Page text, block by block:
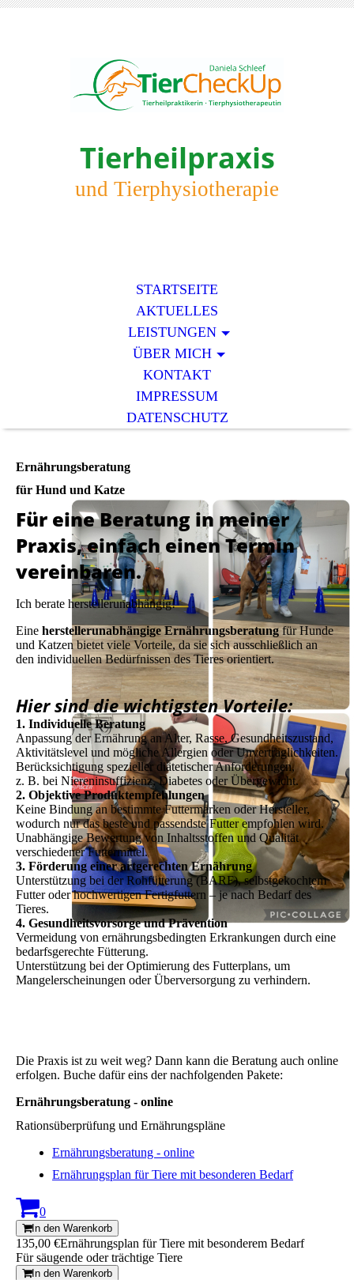
Tierheilpraxis
und Tierphysiotherapie
STARTSEITE
AKTUELLES
LEISTUNGEN
ÜBER MICH
KONTAKT
IMPRESSUM
DATENSCHUTZ
Ernährungsberatung
für Hund und Katze
Für eine Beratung in meiner
Praxis, einfach einen Termin
vereinbaren.
Ich berate herstellerunabhängig!
Eine herstellerunabhängige Ernährungsberatungfür Hunde
und Katzen bietet viele Vorteile, da sie sich ausschließlich an
den individuellen Bedürfnissen des Tieres orientiert.
Hier sind die wichtigsten Vorteile:
1. Individuelle Beratung
Anpassung der Ernährung an Alter, Rasse, Gesundheitszustand,
Aktivitätslevel und mögliche Allergien oder Unverträglichkeiten.
Berücksichtigung spezieller diätetischer Anforderungen,
z. B. bei Niereninsuffizienz, Diabetes oder Übergewicht.
2. Objektive Produktempfehlungen
Keine Bindung an bestimmte Futtermarken oder Hersteller,
wodurch nur das beste und passendste Futter empfohlen wird.
Unabhängige Bewertung von Inhaltsstoffen und Qualität
verschiedener Futtermittel.
3. Förderung einer artgerechten Ernährung
Unterstützung bei der Rohfütterung (BARF), selbstgekochtem
Futter oder hochwertigen Fertigfuttern – je nach Bedarf des
Tieres.
4. Gesundheitsvorsorge und Prävention
Vermeidung von ernährungsbedingten Erkrankungen durch eine
bedarfsgerechte Fütterung.
Unterstützung bei der Optimierung des Futterplans, um
Mangelerscheinungen oder Überversorgung zu verhindern.
Die Praxis ist zu weit weg? Dann kann die Beratung auch online
erfolgen. Buche dafür eins der nachfolgenden Pakete:
Ernährungsberatung - online
Rationsüberprüfung und Ernährungspläne
Ernährungsberatung - online
Ernährungsplan für Tiere mit besonderen Bedarf
0
In den Warenkorb
135,00 €Ernährungsplan für Tiere mit besonderem Bedarf
Für säugende oder trächtige Tiere
In den Warenkorb